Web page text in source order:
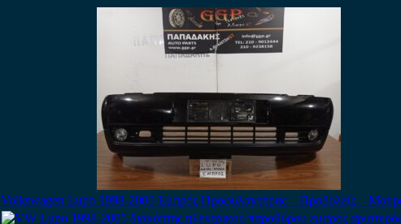
Volkswagen Lupo 1998-2005 Εμπρός Προφυλακτήρας – Προβολείς –